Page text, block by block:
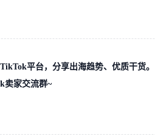
平台，分享出海趋势、优质干货。
卖家交流群~